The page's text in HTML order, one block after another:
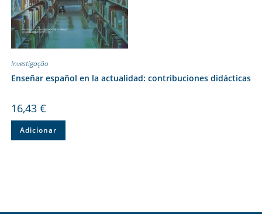
Investigação
Enseñar español en la actualidad: contribuciones didácticas
16,43 €
Adicionar